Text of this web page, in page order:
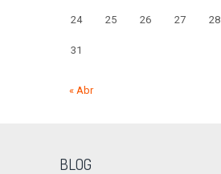
24 25 26 27 28
31
« Abr
BLOG